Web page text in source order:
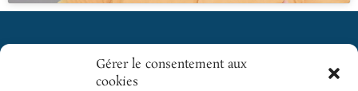
Gérer le consentement aux
cookies